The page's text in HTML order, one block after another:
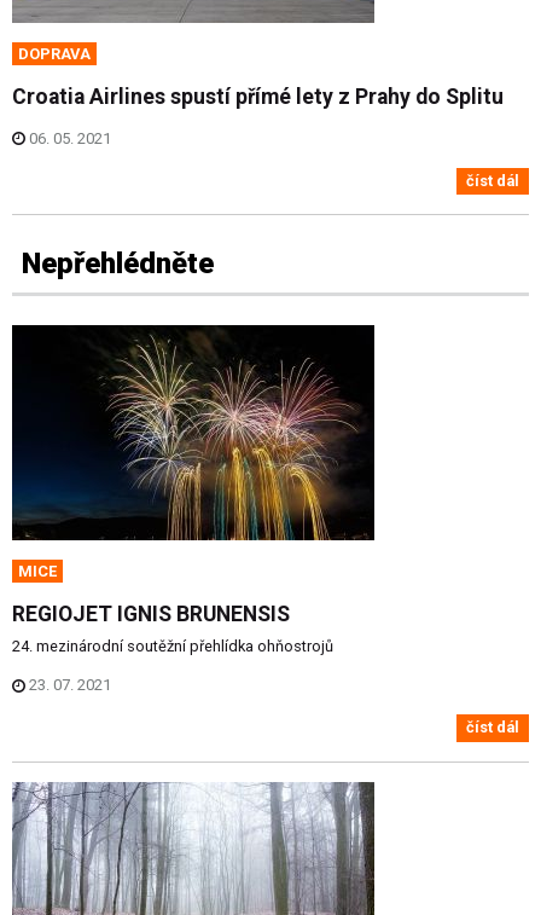
DOPRAVA
Croatia Airlines spustí přímé lety z Prahy do Splitu
06. 05. 2021
číst dál
Nepřehlédněte
MICE
REGIOJET IGNIS BRUNENSIS
24. mezinárodní soutěžní přehlídka ohňostrojů
23. 07. 2021
číst dál